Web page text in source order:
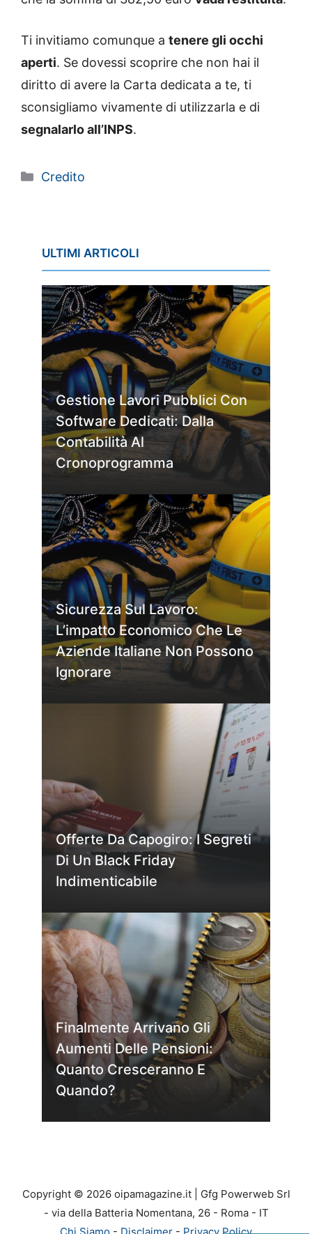
Ti invitiamo comunque a tenere gli occhi
aperti. Se dovessi scoprire che non hai il
diritto di avere la Carta dedicata a te, ti
sconsigliamo vivamente di utilizzarla e di
segnalarlo all’INPS.
Categorie
Credito
ULTIMI ARTICOLI
Gestione Lavori Pubblici Con
Software Dedicati: Dalla
Contabilità Al
Cronoprogramma
Sicurezza Sul Lavoro:
L’impatto Economico Che Le
Aziende Italiane Non Possono
Ignorare
Offerte Da Capogiro: I Segreti
Di Un Black Friday
Indimenticabile
Finalmente Arrivano Gli
Aumenti Delle Pensioni:
Quanto Cresceranno E
Quando?
Copyright © 2026 oipamagazine.it | Gfg Powerweb Srl
- via della Batteria Nomentana, 26 - Roma - IT